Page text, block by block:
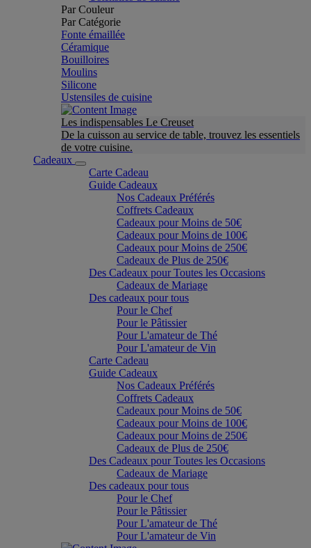
Par Couleur
Par Catégorie
Fonte émaillée
Céramique
Bouilloires
Moulins
Silicone
Ustensiles de cuisine
Les indispensables Le Creuset
De la cuisson au service de table, trouvez les essentiels
de votre cuisine.
Cadeaux
Carte Cadeau
Guide Cadeaux
Nos Cadeaux Préférés
Coffrets Cadeaux
Cadeaux pour Moins de 50€
Cadeaux pour Moins de 100€
Cadeaux pour Moins de 250€
Cadeaux de Plus de 250€
Des Cadeaux pour Toutes les Occasions
Cadeaux de Mariage
Des cadeaux pour tous
Pour le Chef
Pour le Pâtissier
Pour L'amateur de Thé
Pour L'amateur de Vin
Carte Cadeau
Guide Cadeaux
Nos Cadeaux Préférés
Coffrets Cadeaux
Cadeaux pour Moins de 50€
Cadeaux pour Moins de 100€
Cadeaux pour Moins de 250€
Cadeaux de Plus de 250€
Des Cadeaux pour Toutes les Occasions
Cadeaux de Mariage
Des cadeaux pour tous
Pour le Chef
Pour le Pâtissier
Pour L'amateur de Thé
Pour L'amateur de Vin